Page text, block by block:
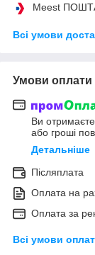
Meest
Всі умови
Умови оплати
Ви
або гроші
Детальніше
Післяплата
Оплата на
Оплата за
Всі умови